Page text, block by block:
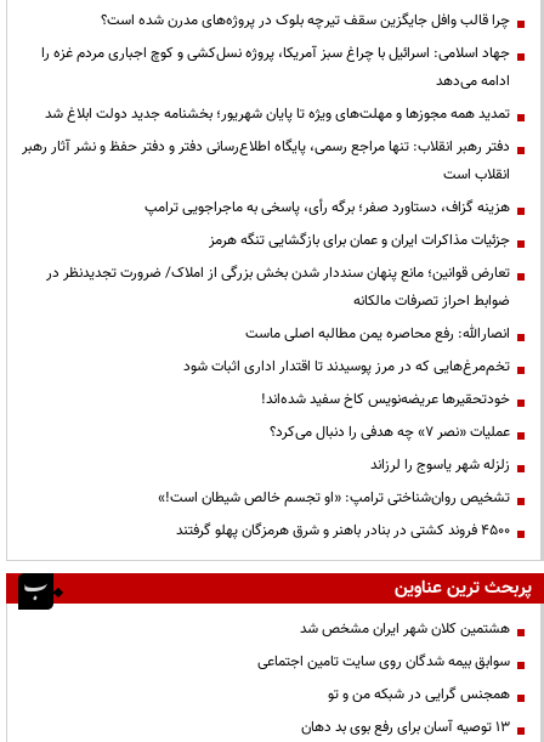
چرا قالب وافل جایگزین سقف تیرچه بلوک در پروژه‌های مدرن شده است؟
جهاد اسلامی: اسرائیل با چراغ سبز آمریکا، پروژه نسل‌کشی و کوچ اجباری مردم غزه را
ادامه می‌دهد
تمدید همه مجوزها و مهلت‌های ویژه تا پایان شهریور؛ بخشنامه جدید دولت ابلاغ شد
دفتر رهبر انقلاب: تنها مراجع رسمی، پایگاه اطلاع‌رسانی دفتر و دفتر حفظ و نشر آثار رهبر
انقلاب است
هزینه گزاف، دستاورد صفر؛ برگه رأی، پاسخی به ماجراجویی ترامپ
جزئیات مذاکرات ایران و عمان برای بازگشایی تنگه هرمز
تعارض قوانین؛ مانع پنهان سنددار شدن بخش بزرگی از املاک/ ضرورت تجدیدنظر در
ضوابط احراز تصرفات مالکانه
انصارالله: رفع محاصره یمن مطالبه اصلی ماست
تخم‌مرغ‌هایی که در مرز پوسیدند تا اقتدار اداری اثبات شود
خودتحقیرها عریضه‌نویس کاخ سفید شده‌اند!
عملیات «نصر ۷» چه هدفی را دنبال می‌کرد؟
زلزله شهر یاسوج را لرزاند
تشخیص روان‌شناختی ترامپ: «او تجسم خالص شیطان است!»
۴۵۰۰ فروند کشتی در بنادر باهنر و شرق هرمزگان پهلو گرفتند
پربحث ترین عناوین
هشتمین کلان شهر ایران مشخص شد
سوابق بیمه شدگان روی سایت تامین اجتماعی
همجنس گرایی در شبکه من و تو
13 توصیه آسان برای رفع بوی بد دهان